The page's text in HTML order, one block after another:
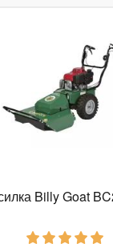
Billy Goat